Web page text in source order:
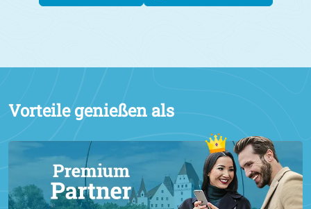
Vorteile genießen als